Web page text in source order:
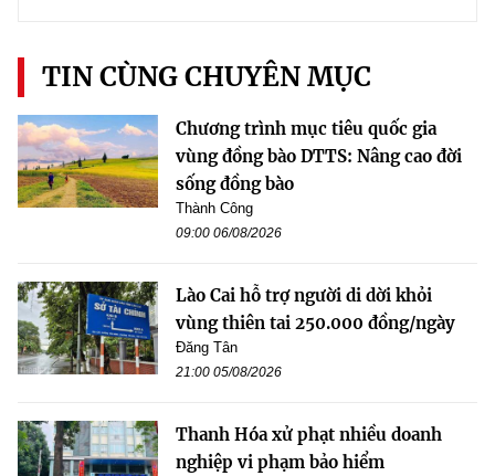
TIN CÙNG CHUYÊN MỤC
Chương trình mục tiêu quốc gia
vùng đồng bào DTTS: Nâng cao đời
sống đồng bào
Thành Công
09:00 06/08/2026
Lào Cai hỗ trợ người di dời khỏi
vùng thiên tai 250.000 đồng/ngày
Đăng Tân
21:00 05/08/2026
Thanh Hóa xử phạt nhiều doanh
nghiệp vi phạm bảo hiểm